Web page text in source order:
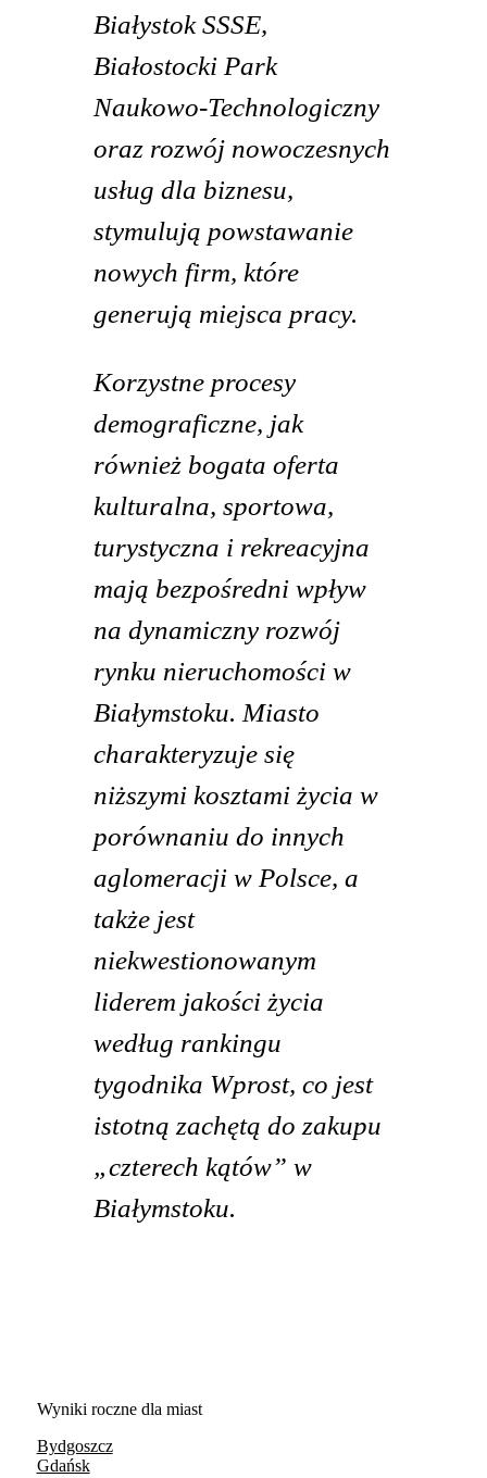
Białystok SSSE,
Białostocki Park
Naukowo-Technologiczny
oraz rozwój nowoczesnych
usług dla biznesu,
stymulują powstawanie
nowych firm, które
generują miejsca pracy.
Korzystne procesy
demograficzne, jak
również bogata oferta
kulturalna, sportowa,
turystyczna i rekreacyjna
mają bezpośredni wpływ
na dynamiczny rozwój
rynku nieruchomości w
Białymstoku. Miasto
charakteryzuje się
niższymi kosztami życia w
porównaniu do innych
aglomeracji w Polsce, a
także jest
niekwestionowanym
liderem jakości życia
według rankingu
tygodnika Wprost, co jest
istotną zachętą do zakupu
„czterech kątów” w
Białymstoku.
Wyniki roczne dla miast
Bydgoszcz
Gdańsk